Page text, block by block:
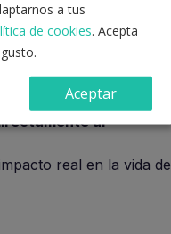
y trabajo.
al
real en la vida de
a tus
de cookies. Acepta
Aceptar